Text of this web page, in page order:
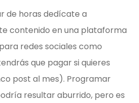
de horas dedícate a
contenido en una plataforma
redes sociales como
que pagar si quieres
post al mes). Programar
resultar aburrido, pero es